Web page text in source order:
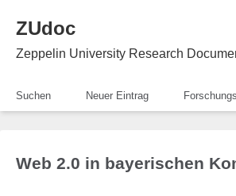
ZUdoc
Zeppelin University Research
Suchen Neuer Eintrag
Web 2.0 in bayerischen